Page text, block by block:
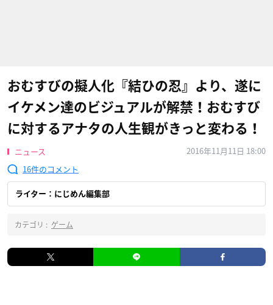
おむすびの擬人化『結ひの忍』より、遂に
イケメン達のビジュアルが解禁！おむすび
に対するアナタの人生観がきっと変わる！
ニュース
2016年11月11日 18:00
16
ライター：にじめん編集部
カテゴリ : ゲーム